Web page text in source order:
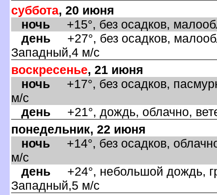
суббота, 20 июня
ночь +15°, без осадков,
день +27°, без осадков,
Западный,4 м/с
оскресенье, 21 июня
ночь +17°, без осадков,
м/с
день +21°, дождь, облачно,
понедельник, 22 июня
ночь +14°, без осадков,
м/с
день +24°, небольшой дождь,
Западный,5 м/с